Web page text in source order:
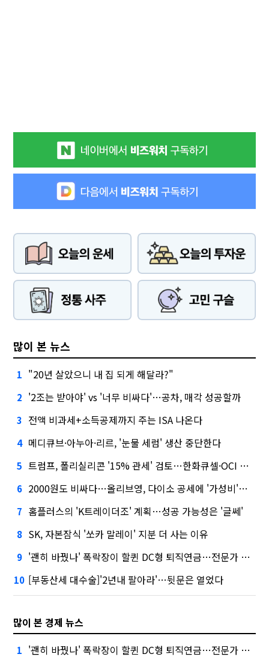
많이 본 뉴스
1 "20년 살았으니 내 집 되게 해달라?"
2 '2조는 받아야' vs '너무 비싸다'…공차, 매각 성공할까
3 전액 비과세+소득공제까지 주는 ISA 나온다
4 메디큐브·아누아·리르, '눈물 세럼' 생산 중단한다
5 트럼프, 폴리실리콘 '15% 관세' 검토…한화큐셀·OCI 영향은?
6 2000원도 비싸다…올리브영, 다이소 공세에 '가성비'로 맞불
7 홈플러스의 'K트레이더조' 계획…성공 가능성은 '글쎄'
8 SK, 자본잠식 '쏘카 말레이' 지분 더 사는 이유
9 '괜히 바꿨나' 폭락장이 할퀸 DC형 퇴직연금…전문가 조언은
10 [부동산세 대수술]'2년내 팔아라'…뒷문은 열었다
많이 본 경제 뉴스
1 '괜히 바꿨나' 폭락장이 할퀸 DC형 퇴직연금…전문가 조언은